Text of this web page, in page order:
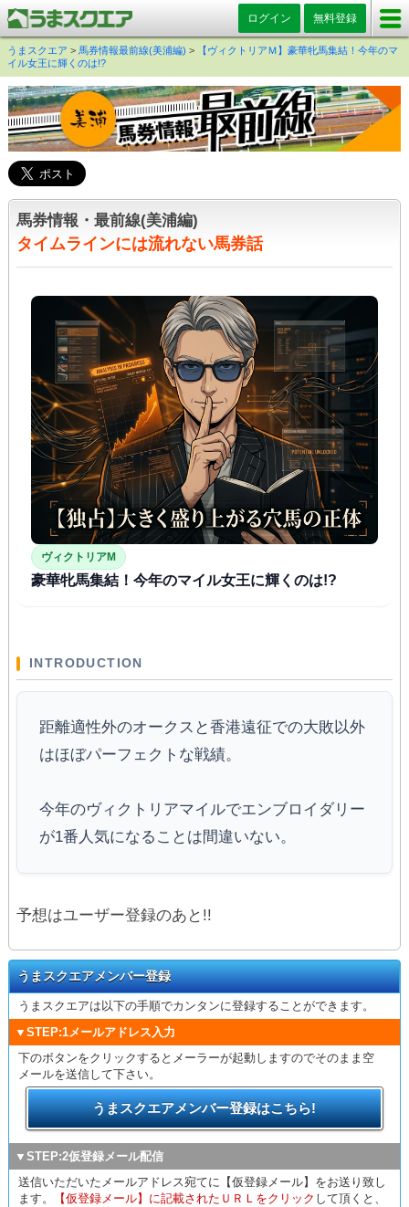
ログイン 無料登録
うまスクエア > 馬券情報最前線(美浦編) >
【ヴィクトリアＭ】豪華牝馬集結！今年のマ
イル女王に輝くのは!?
馬券情報・最前線(美浦編)
タイムラインには流れない馬券話
ヴィクトリアM
豪華牝馬集結！今年のマイル女王に輝くのは!?
INTRODUCTION
距離適性外のオークスと香港遠征での大敗以外
はほぼパーフェクトな戦績。
今年のヴィクトリアマイルでエンブロイダリー
が1番人気になることは間違いない。
予想はユーザー登録のあと!!
うまスクエアメンバー登録
うまスクエアは以下の手順でカンタンに登録することができます。
▼STEP:1メールアドレス入力
下のボタンをクリックするとメーラーが起動しますのでそのまま空
メールを送信して下さい。
うまスクエアメンバー登録はこちら!
▼STEP:2仮登録メール配信
送信いただいたメールアドレス宛てに【仮登録メール】をお送り致し
ます。
【仮登録メール】に記載されたＵＲＬをクリック して頂くと、